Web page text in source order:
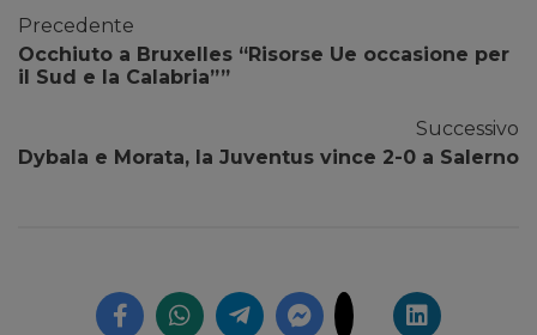
Precedente
Occhiuto a Bruxelles “Risorse Ue occasione per
il Sud e la Calabria””
Successivo
Dybala e Morata, la Juventus vince 2-0 a Salerno